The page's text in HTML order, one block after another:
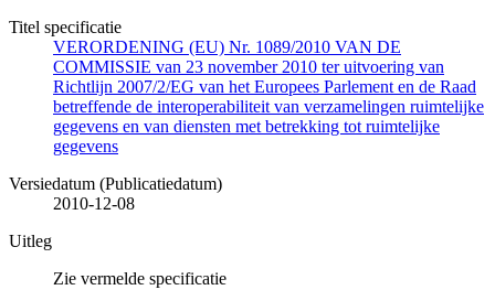
Titel specificatie
VERORDENING (EU) Nr. 1089/2010 VAN DE
COMMISSIE van 23 november 2010 ter uitvoering van
Richtlijn 2007/2/EG van het Europees Parlement en de Raad
betreffende de interoperabiliteit van verzamelingen ruimtelijke
gegevens en van diensten met betrekking tot ruimtelijke
gegevens
Versiedatum (Publicatiedatum)
2010-12-08
Uitleg
Zie vermelde specificatie